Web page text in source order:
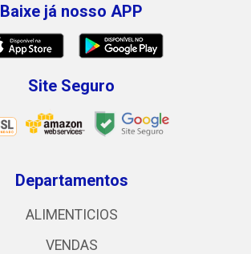
Baixe já nosso APP
Site Seguro
Departamentos
ALIMENTICIOS
VENDAS